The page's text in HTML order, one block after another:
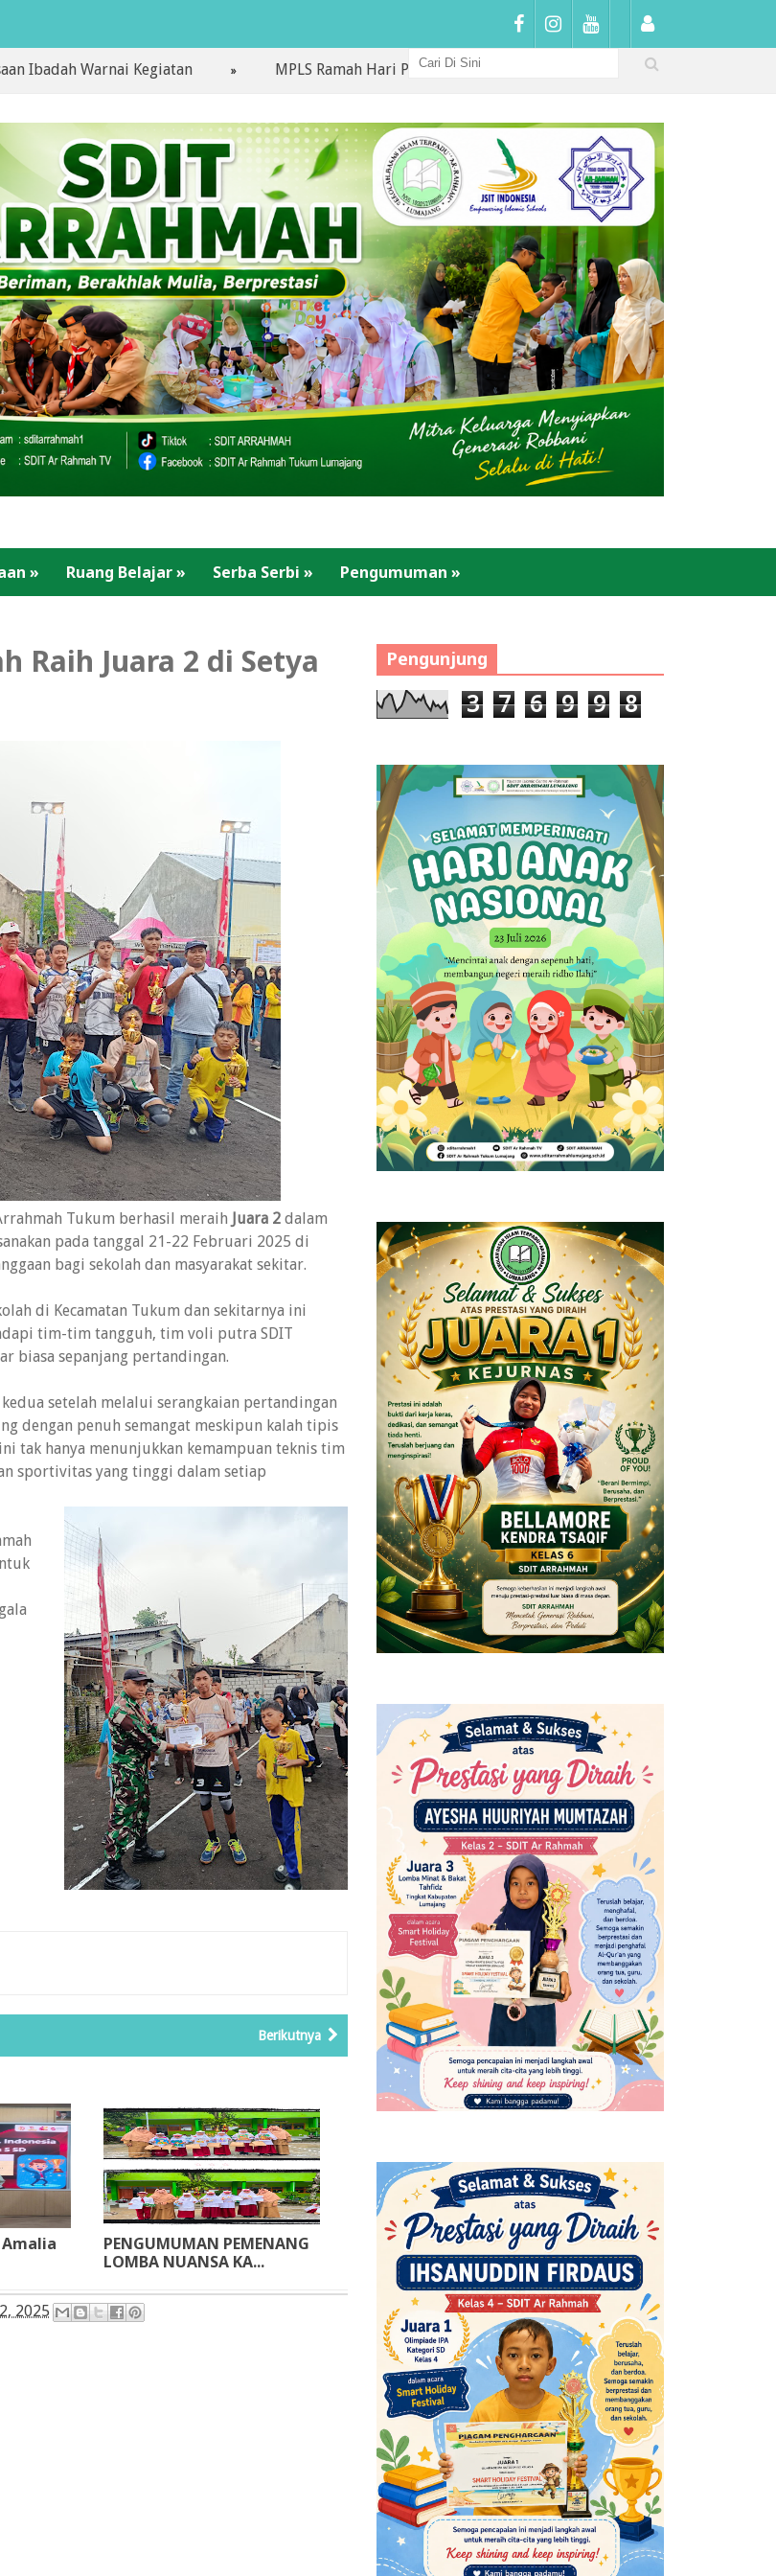
Warnai Kegiatan MPLS Ramah Hari Pertama di SDIT Arrahmah: Sambutan Hangat, Penguatan
» Ruang Belajar» Serba Serbi » Pengumuman »
Raih Juara 2 di Setya
Tukum berhasil meraih Juara 2 dalam
pada tanggal 21-22 Februari 2025 di
bagi sekolah dan masyarakat sekitar.
di Kecamatan Tukum dan sekitarnya ini
tim-tim tangguh, tim voli putra SDIT
biasa sepanjang pertandingan.
setelah melalui serangkaian pertandingan
dengan penuh semangat meskipun kalah tipis
tak hanya menunjukkan kemampuan teknis tim
sportivitas yang tinggi dalam setiap
Berikutnya
PENGUMUMAN PEMENANG
LOMBA NUANSA KA...
2025
Pengunjung
3 7 6 9 9 8